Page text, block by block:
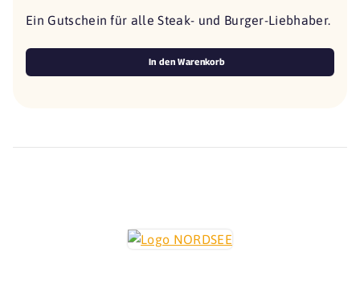
Ein Gutschein für alle Steak- und Burger-Liebhaber.
In den Warenkorb